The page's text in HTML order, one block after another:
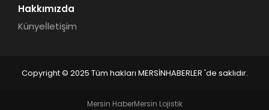
Hakkımızda
Künyeİletişim
Copyright © 2025 Tüm hakları MERSİNHABERLER 'de saklıdır.
Mersin HaberMersin Lojistik